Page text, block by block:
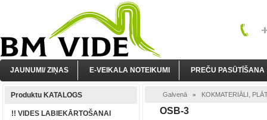
JAUNUMI/ ZIŅAS E-VEIKALA NOTEIKUMI PREČU PASŪTĪŠANA
Produktu KATALOGS
!! VIDES LABIEKĀRTOŠANAI
Galvenā » KOKMATERIĀLI,
OSB-3